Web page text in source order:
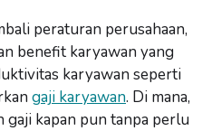
peraturan perusahaan,
benefit karyawan yang
karyawan seperti
gaji karyawan. Di mana,
gaji kapan pun tanpa perlu